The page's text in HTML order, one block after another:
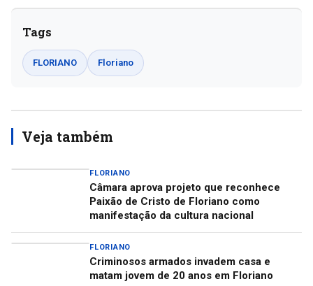
Tags
FLORIANO Floriano
Veja também
FLORIANO
Câmara aprova projeto que reconhece
Paixão de Cristo de Floriano como
manifestação da cultura nacional
FLORIANO
Criminosos armados invadem casa e
matam jovem de 20 anos em Floriano